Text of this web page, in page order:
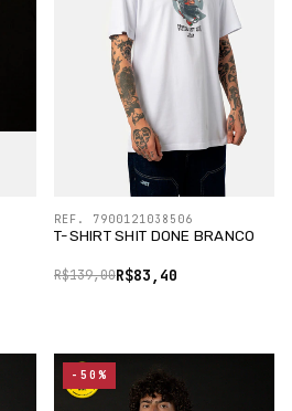
T-SHIRT SHIT DONE BRANCO
R$83,40
R$139,00
REF. 7900121038506
-50%